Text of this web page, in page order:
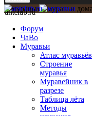
antclub.ru
Форум
ЧаВо
Муравьи
Атлас муравьёв
Строение
муравья
Муравейник в
разрезе
Таблица лёта
Методы